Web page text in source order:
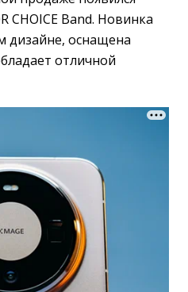
CHOICE Band. Новинка
дизайне, оснащена
отличной